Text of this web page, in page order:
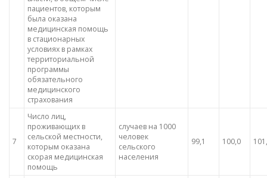
пациентов, которым
была оказана
медицинская помощь
в стационарных
условиях в рамках
территориальной
программы
обязательного
медицинского
страхования
7
Число лиц,
проживающих в
сельской местности,
которым оказана
скорая медицинская
помощь
случаев на 1000
человек
сельского
населения
99,1 100,0